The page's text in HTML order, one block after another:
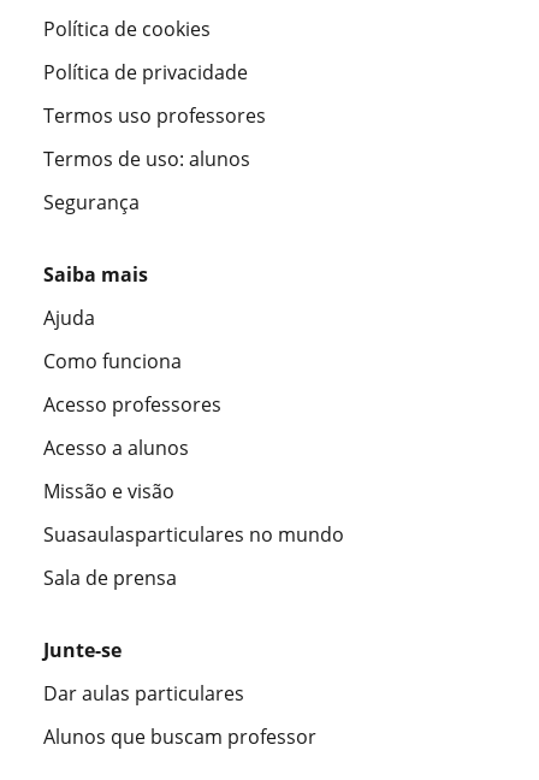
Política de cookies
Política de privacidade
Termos uso professores
Termos de uso: alunos
Segurança
Saiba mais
Ajuda
Como funciona
Acesso professores
Acesso a alunos
Missão e visão
Suasaulasparticulares no mundo
Sala de prensa
Junte-se
Dar aulas particulares
Alunos que buscam professor